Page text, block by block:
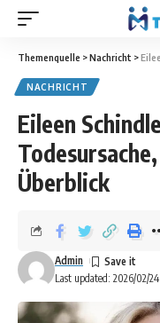
Themenquelle >Nachricht >
NACHRICHT
Eileen
Überblick
Last updated: 2026/02/
Admin